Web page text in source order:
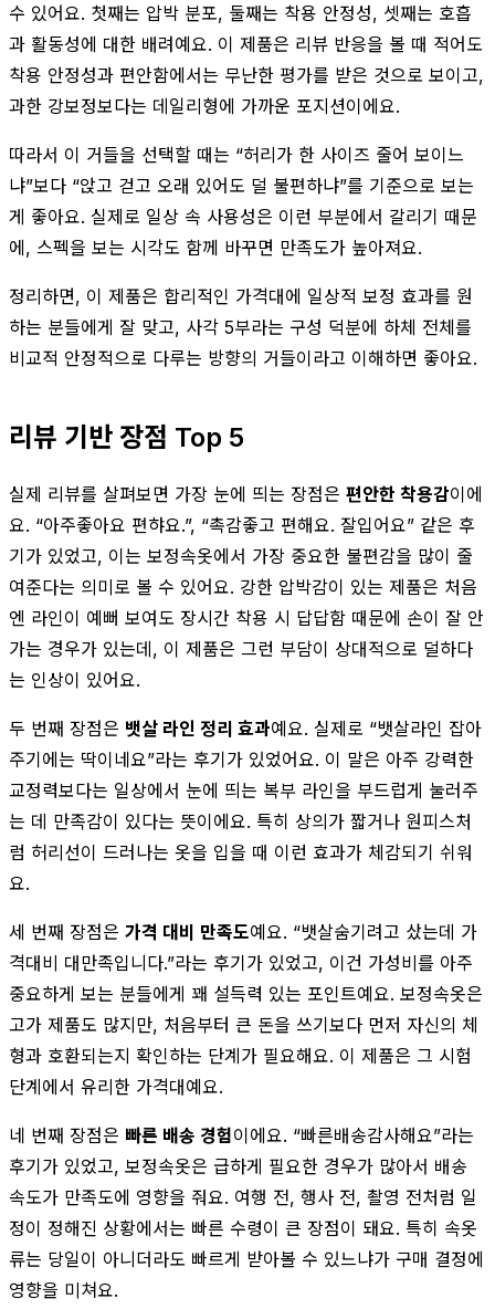
수 있어요. 첫째는 압박 분포, 둘째는 착용 안정성, 셋째는 호흡
과 활동성에 대한 배려예요. 이 제품은 리뷰 반응을 볼 때 적어도
착용 안정성과 편안함에서는 무난한 평가를 받은 것으로 보이고,
과한 강보정보다는 데일리형에 가까운 포지션이에요.
따라서 이 거들을 선택할 때는 “허리가 한 사이즈 줄어 보이느
냐”보다 “앉고 걷고 오래 있어도 덜 불편하냐”를 기준으로 보는
게 좋아요. 실제로 일상 속 사용성은 이런 부분에서 갈리기 때문
에, 스펙을 보는 시각도 함께 바꾸면 만족도가 높아져요.
정리하면, 이 제품은 합리적인 가격대에 일상적 보정 효과를 원
하는 분들에게 잘 맞고, 사각 5부라는 구성 덕분에 하체 전체를
비교적 안정적으로 다루는 방향의 거들이라고 이해하면 좋아요.
리뷰 기반 장점 Top 5
실제 리뷰를 살펴보면 가장 눈에 띄는 장점은 편안한 착용감이에
요. “아주좋아요 편햐요.”, “촉감좋고 편해요. 잘입어요” 같은 후
기가 있었고, 이는 보정속옷에서 가장 중요한 불편감을 많이 줄
여준다는 의미로 볼 수 있어요. 강한 압박감이 있는 제품은 처음
엔 라인이 예뻐 보여도 장시간 착용 시 답답함 때문에 손이 잘 안
가는 경우가 있는데, 이 제품은 그런 부담이 상대적으로 덜하다
는 인상이 있어요.
두 번째 장점은 뱃살 라인 정리 효과예요. 실제로 “뱃살라인 잡아
주기에는 딱이네요”라는 후기가 있었어요. 이 말은 아주 강력한
교정력보다는 일상에서 눈에 띄는 복부 라인을 부드럽게 눌러주
는 데 만족감이 있다는 뜻이에요. 특히 상의가 짧거나 원피스처
럼 허리선이 드러나는 옷을 입을 때 이런 효과가 체감되기 쉬워
요.
세 번째 장점은 가격 대비 만족도예요. “뱃살숨기려고 샀는데 가
격대비 대만족입니다.”라는 후기가 있었고, 이건 가성비를 아주
중요하게 보는 분들에게 꽤 설득력 있는 포인트예요. 보정속옷은
고가 제품도 많지만, 처음부터 큰 돈을 쓰기보다 먼저 자신의 체
형과 호환되는지 확인하는 단계가 필요해요. 이 제품은 그 시험
단계에서 유리한 가격대예요.
네 번째 장점은 빠른 배송 경험이에요. “빠른배송감사해요”라는
후기가 있었고, 보정속옷은 급하게 필요한 경우가 많아서 배송
속도가 만족도에 영향을 줘요. 여행 전, 행사 전, 촬영 전처럼 일
정이 정해진 상황에서는 빠른 수령이 큰 장점이 돼요. 특히 속옷
류는 당일이 아니더라도 빠르게 받아볼 수 있느냐가 구매 결정에
영향을 미쳐요.